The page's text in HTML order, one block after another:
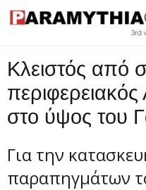
Επικοινωνία
Κλειστός από
στο ύψος του
Για την
παραπηγμάτων